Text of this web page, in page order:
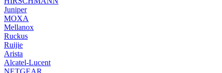
Juniper
MOXA
Mellanox
Ruckus
Ruijie
Arista
Alcatel-Lucent
NETGEAR